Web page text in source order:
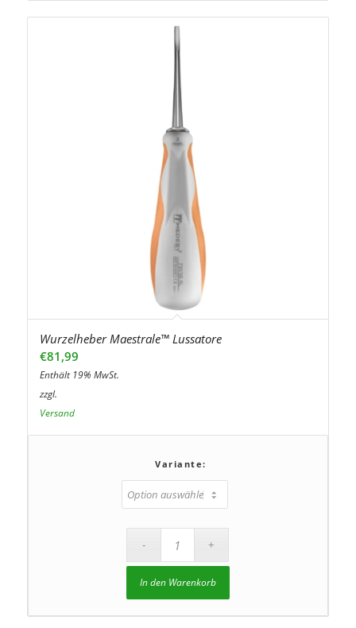
Wurzelheber Maestrale™ Lussatore
€81,99
Enthält 19% MwSt.
zzgl.
Versand
Variante:
In den Warenkorb